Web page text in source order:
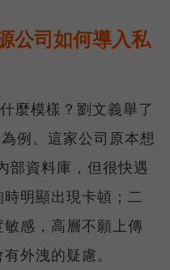
公司如何導入私
麼模樣？劉文義舉了
例。這家公司原本想
部資料庫，但很快遇
明顯出現卡頓；二
感，高層不願上傳
外洩的疑慮。